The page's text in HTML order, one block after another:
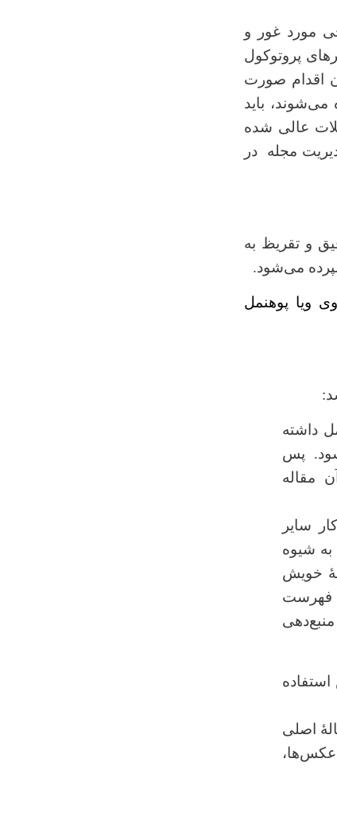
مورد غور و
پروتوکول
اقدام صورت
میشوند، باید
عالی شده
مجله در
و تقریظ به
می‌شود.
ویا پوهنمل
داشته
پس
مقاله
سایر
شیوه
خویش
فهرست
دهی
اصلی